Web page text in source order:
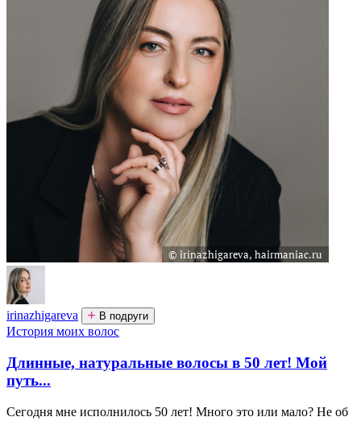
irinazhigareva В подруги
История моих волос
Длинные, натуральные волосы в 50 лет! Мой
путь...
Сегодня мне исполнилось 50 лет! Много это или мало? Не об